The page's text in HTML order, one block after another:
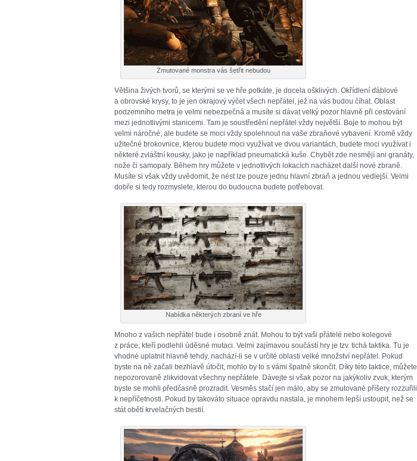
Zmutované monstra vás šetřit nebudou
Většina živých tvorů, se kterými se ve hře potkáte, je docela ošklivých. Okřídlení ďáblové
a obrovské krysy, to je jen okrajový výčet všech nepřátel, jež na vás budou číhat. Oblast
podzemního metra je velmi nebezpečná a musíte si dávat velký pozor hlavně při cestování
mezi jednotlivými stanicemi. Tam je soustředění nepřátel vždy největší. Boje to mohou být
velmi náročné, ale budete se moci vždy spolehnout na vaše zbraňové vybavení. Kromě vždy
užitečné brokovnice, kterou budete moci využívat ve dvou variantách, budete moci využívat i
některé zvláštní kousky, jako je například pneumatická kuše. Chybět zde nesmějí ani granáty,
nože či samopaly. Během hry můžete v jednotlivých lokacích nacházet další nové zbraně.
Musíte si však vždy uvědomit, že nést lze pouze jednu hlavní zbraň a jednou vedlejší. Velmi
dobře si tedy rozmyslete, kterou do budoucna budete potřebovat.
Nabídka některých zbraní ve hře
Mnoho z vašich nepřátel bude i osobně znát. Mohou to být vaši přátelé nebo kolegové
z práce, kteří podlehli úděsné mutaci. Velmi zajímavou součástí hry je tzv. tichá taktika. Tu je
vhodné uplatnit hlavně tehdy, nachází-li se v určité oblasti velké množství nepřátel. Pokud
byste na ně začali bezhlavě útočit, mohlo by to s vámi špatně skončit. Díky této taktice, můžete
nepozorovaně zlikvidovat všechny nepřátele. Dávejte si však pozor na jakýkoliv zvuk, kterým
byste se mohli předčasně prozradit. Vesměs stačí jen málo, aby se zmutované příšery rozzuřili
k nepříčetnosti. Pokud by takováto situace opravdu nastala, je mnohem lepší ustoupit, než se
stát obětí krvelačných bestií.